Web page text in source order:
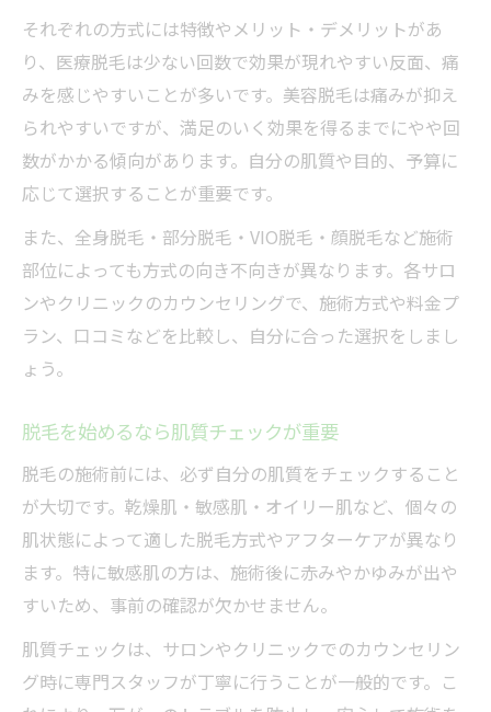
脱毛効果を実感するための工夫
肌トラブル回避のための注意点
スタッフ対応が高評価の理由とは
相模原で選ばれる脱毛サービスの特徴
それぞれの方式には特徴やメリット・デメリットがあ
り、医療脱毛は少ない回数で効果が現れやすい反面、痛
みを感じやすいことが多いです。美容脱毛は痛みが抑え
られやすいですが、満足のいく効果を得るまでにやや回
数がかかる傾向があります。自分の肌質や目的、予算に
応じて選択することが重要です。
また、全身脱毛・部分脱毛・VIO脱毛・顔脱毛など施術
部位によっても方式の向き不向きが異なります。各サロ
ンやクリニックのカウンセリングで、施術方式や料金プ
ラン、口コミなどを比較し、自分に合った選択をしまし
ょう。
脱毛を始めるなら肌質チェックが重要
脱毛の施術前には、必ず自分の肌質をチェックすること
が大切です。乾燥肌・敏感肌・オイリー肌など、個々の
肌状態によって適した脱毛方式やアフターケアが異なり
ます。特に敏感肌の方は、施術後に赤みやかゆみが出や
すいため、事前の確認が欠かせません。
肌質チェックは、サロンやクリニックでのカウンセリン
グ時に専門スタッフが丁寧に行うことが一般的です。こ